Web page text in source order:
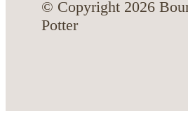
© Copyright 2026
Potter